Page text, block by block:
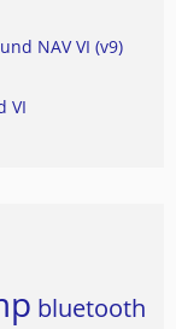
NAV VI (v9)
VI
bluetooth